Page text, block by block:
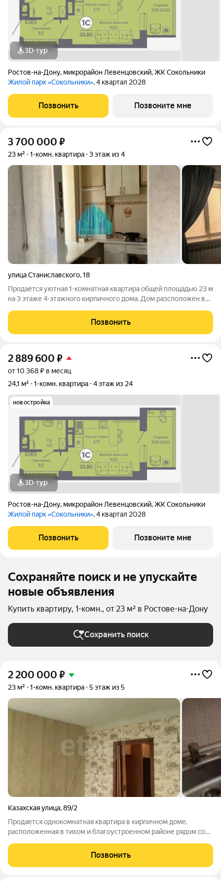
3D-тур
Ростов-на-Дону, микрорайон Левенцовский,ЖК Сокольники
Жилой парк «Сокольники», 4 квартал 2028
Позвонить Позвоните мне
3 700 000 ₽
23 м² 1-комн. квартира 3 этаж из 4
улица Станиславского,18
Продаётся уютная 1-комнатная квартира общей площадью 23 м
на 3 этаже 4-этажного кирпичного дома. Дом разсположен в
аккуратный косметический ремонт можно заехать и жить без
дополнительных
Позвонить
2 889 600 ₽
от 10 368 ₽ в месяц
24,1 м²
1-комн. квартира 4 этаж из 24
новостройка
3D-тур
Ростов-на-Дону, микрорайон Левенцовский,ЖК Сокольники
Жилой парк «Сокольники», 4 квартал 2028
Позвонить Позвоните мне
Сохраняйте поиск и не упускайте
новые объявления
Купить квартиру, 1-комн., от 23 м² в Ростове-на-Дону
Сохранить поиск
2 200 000 ₽
23 м² 1-комн. квартира 5 этаж из 5
Казахская улица,89/2
Продается однокомнатная квартира в кирпичном доме,
расположенная в тихом и благоустроенном районе рядом со
выполнен косметический ремонт , присутствует вся
необходимая мебель и бытовая техника, что
Позвонить